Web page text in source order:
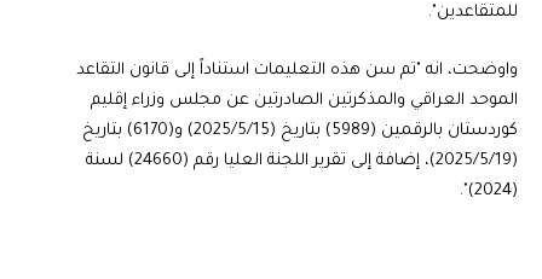
للمتقاعدين".
واوضحت، انه "تم سن هذه التعليمات استناداً إلى قانون التقاعد
الموحد العراقي والمذكرتين الصادرتين عن مجلس وزراء إقليم
كوردستان بالرقمين (5989) بتاريخ (2025/5/15) و(6170) بتاريخ
(2025/5/19)، إضافة إلى تقرير اللجنة العليا رقم (24660) لسنة
(2024)".